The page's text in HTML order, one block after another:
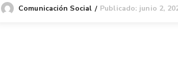
Comunicación Social Publicado: junio 2,